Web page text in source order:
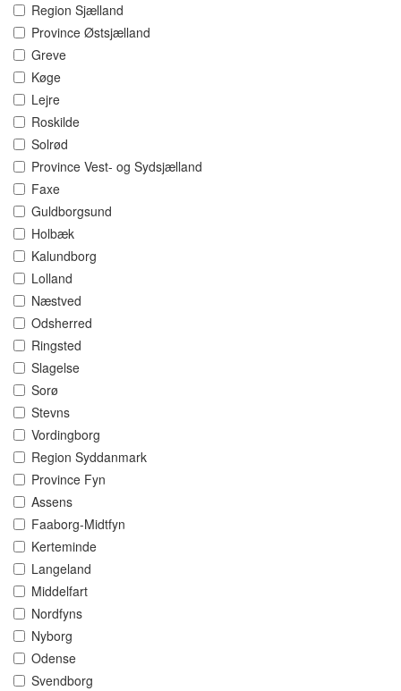
Region Sjælland
Province Østsjælland
Greve
Køge
Lejre
Roskilde
Solrød
Province Vest- og Sydsjælland
Faxe
Guldborgsund
Holbæk
Kalundborg
Lolland
Næstved
Odsherred
Ringsted
Slagelse
Sorø
Stevns
Vordingborg
Region Syddanmark
Province Fyn
Assens
Faaborg-Midtfyn
Kerteminde
Langeland
Middelfart
Nordfyns
Nyborg
Odense
Svendborg